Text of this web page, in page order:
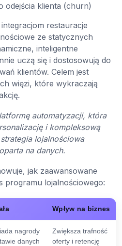
odejścia klienta (churn)
restauracje
ze statycznych
inteligentne
uczą się i dostosowują do
klientów. Celem jest
więzi, które wykraczają
automatyzacji, która
i kompleksową
lojalnościowa
na danych.
jak zaawansowane
programu lojalnościowego:
Wpływ na biznes
nagrody
danych
Zwiększa trafność
oferty i retencję